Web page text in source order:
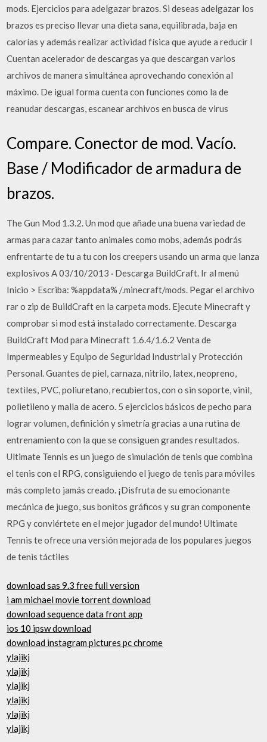
mods. Ejercicios para adelgazar brazos. Si deseas adelgazar los
brazos es preciso llevar una dieta sana, equilibrada, baja en
calorías y además realizar actividad física que ayude a reducir l
Cuentan acelerador de descargas ya que descargan varios
archivos de manera simultánea aprovechando conexión al
máximo. De igual forma cuenta con funciones como la de
reanudar descargas, escanear archivos en busca de virus
Compare. Conector de mod. Vacío.
Base / Modificador de armadura de
brazos.
The Gun Mod 1.3.2. Un mod que añade una buena variedad de
armas para cazar tanto animales como mobs, además podrás
enfrentarte de tu a tu con los creepers usando un arma que lanza
explosivos A 03/10/2013 · Descarga BuildCraft. Ir al menú
Inicio > Escriba: %appdata% /.minecraft/mods. Pegar el archivo
rar o zip de BuildCraft en la carpeta mods. Ejecute Minecraft y
comprobar si mod está instalado correctamente. Descarga
BuildCraft Mod para Minecraft 1.6.4/1.6.2 Venta de
Impermeables y Equipo de Seguridad Industrial y Protección
Personal. Guantes de piel, carnaza, nitrilo, latex, neopreno,
textiles, PVC, poliuretano, recubiertos, con o sin soporte, vinil,
polietileno y malla de acero. 5 ejercicios básicos de pecho para
lograr volumen, definición y simetría gracias a una rutina de
entrenamiento con la que se consiguen grandes resultados.
Ultimate Tennis es un juego de simulación de tenis que combina
el tenis con el RPG, consiguiendo el juego de tenis para móviles
más completo jamás creado. ¡Disfruta de su emocionante
mecánica de juego, sus bonitos gráficos y su gran componente
RPG y conviértete en el mejor jugador del mundo! Ultimate
Tennis te ofrece una versión mejorada de los populares juegos
de tenis táctiles
download sas 9.3 free full version
i am michael movie torrent download
download sequence data front app
ios 10 ipsw download
download instagram pictures pc chrome
ylajikj
ylajikj
ylajikj
ylajikj
ylajikj
ylajikj